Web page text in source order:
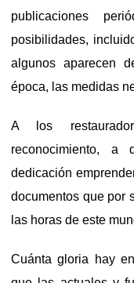
publicaciones
posibilidades,
algunos aparecen
época, las medidas
A los
reconocimiento,
dedicación
documentos que por
las horas de este
Cuánta gloria hay